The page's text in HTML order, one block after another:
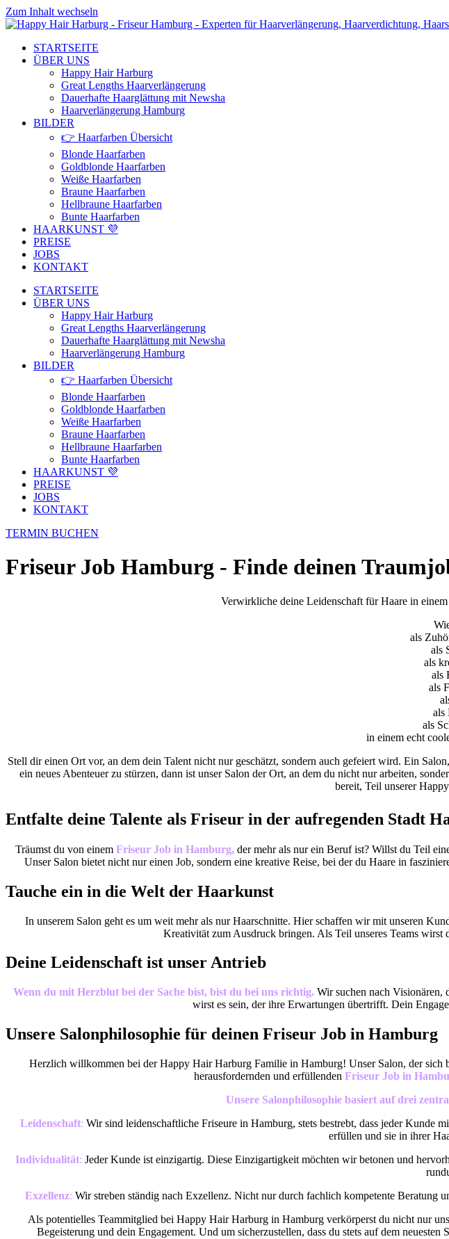
Zum Inhalt wechseln
STARTSEITE
ÜBER UNS
Happy Hair Harburg
Great Lengths Haarverlängerung
Dauerhafte Haarglättung mit Newsha
Haarverlängerung Hamburg
BILDER
👉 Haarfarben Übersicht
Blonde Haarfarben
Goldblonde Haarfarben
Weiße Haarfarben
Braune Haarfarben
Hellbraune Haarfarben
Bunte Haarfarben
HAARKUNST 💜
PREISE
JOBS
KONTAKT
STARTSEITE
ÜBER UNS
Happy Hair Harburg
Great Lengths Haarverlängerung
Dauerhafte Haarglättung mit Newsha
Haarverlängerung Hamburg
BILDER
👉 Haarfarben Übersicht
Blonde Haarfarben
Goldblonde Haarfarben
Weiße Haarfarben
Braune Haarfarben
Hellbraune Haarfarben
Bunte Haarfarben
HAARKUNST 💜
PREISE
JOBS
KONTAKT
TERMIN BUCHEN
Friseur Job Hamburg - Finde deinen
Verwirkliche deine Leidenschaft für Haare in
als
als
als
als
als
als
als
in einem echt
Stell dir einen Ort vor, an dem dein Talent nicht nur geschätzt, sondern auch gefeiert wird. Ein
ein neues Abenteuer zu stürzen, dann ist unser Salon der Ort, an dem du nicht nur arbeiten,
bereit, Teil unserer
Entfalte deine Talente als Friseur in der aufregenden Stadt
Träumst du von einem Friseur Job in Hamburg,der mehr als nur ein Beruf ist? Willst du Teil
Unser Salon bietet nicht nur einen Job, sondern eine kreative Reise, bei der du Haare in
Tauche ein in die Welt der Haarkunst
In unserem Salon geht es um weit mehr als nur Haarschnitte. Hier schaffen wir mit unseren
Kreativität zum Ausdruck bringen. Als Teil unseres Teams
Deine Leidenschaft ist unser Antrieb
Wenn du mit Herzblut bei der Sache bist, bist du bei uns richtig. Wir suchen nach Visionären,
wirst es sein, der ihre Erwartungen übertrifft. Dein
Unsere Salonphilosophie für deinen Friseur Job in Hamburg
Herzlich willkommen bei der Happy Hair Harburg Familie in Hamburg! Unser Salon, der sich
herausfordernden und erfüllenden Friseur Job in
Unsere Salonphilosophie basiert auf drei
Leidenschaft: Wir sind leidenschaftliche Friseure in Hamburg, stets bestrebt, dass jeder Kunde
erfüllen und sie in ihrer
Individualität: Jeder Kunde ist einzigartig. Diese Einzigartigkeit möchten wir betonen und
Exzellenz: Wir streben ständig nach Exzellenz. Nicht nur durch fachlich kompetente Beratung
Als potentielles Teammitglied bei Happy Hair Harburg in Hamburg verkörperst du nicht nur
Begeisterung und dein Engagement. Und um sicherzustellen, dass du stets auf dem